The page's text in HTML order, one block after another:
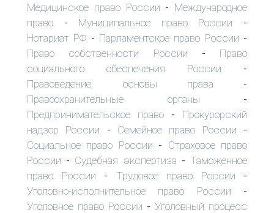
Медицинское право России - Международное
право - Муниципальное право России -
Нотариат РФ - Парламентское право России -
Право собственности России - Право
социального обеспечения России -
Правоведение, основы права -
Правоохранительные органы -
Предпринимательское право - Прокурорский
надзор России - Семейное право России -
Социальное право России - Страховое право
России - Судебная экспертиза - Таможенное
право России - Трудовое право России -
Уголовно-исполнительное право России -
Уголовное право России - Уголовный процесс